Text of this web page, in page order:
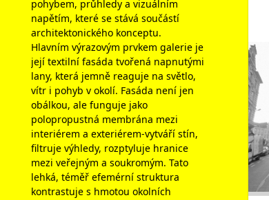
pohybem, průhledy a vizuálním
napětím, které se stává součástí
architektonického konceptu.
Hlavním výrazovým prvkem galerie je
její textilní fasáda tvořená napnutými
lany, která jemně reaguje na světlo,
vítr i pohyb v okolí. Fasáda není jen
obálkou, ale funguje jako
polopropustná membrána mezi
interiérem a exteriérem-vytváří stín,
filtruje výhledy, rozptyluje hranice
mezi veřejným a soukromým. Tato
lehká, téměř efemérní struktura
kontrastuje s hmotou okolních